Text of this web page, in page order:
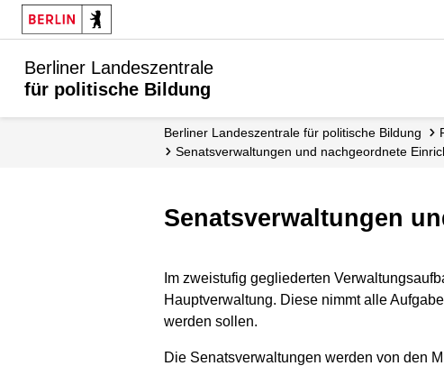
Berliner Landeszentrale
für politische Bildung
Berliner Landeszentrale für politische Bildung
Senats­verwaltungen und nachgeordnete
Senatsverwaltungen
Im zweistufig gegliederten
Hauptverwaltung. Diese nimmt alle
werden sollen.
Die Senatsverwaltungen werden von den